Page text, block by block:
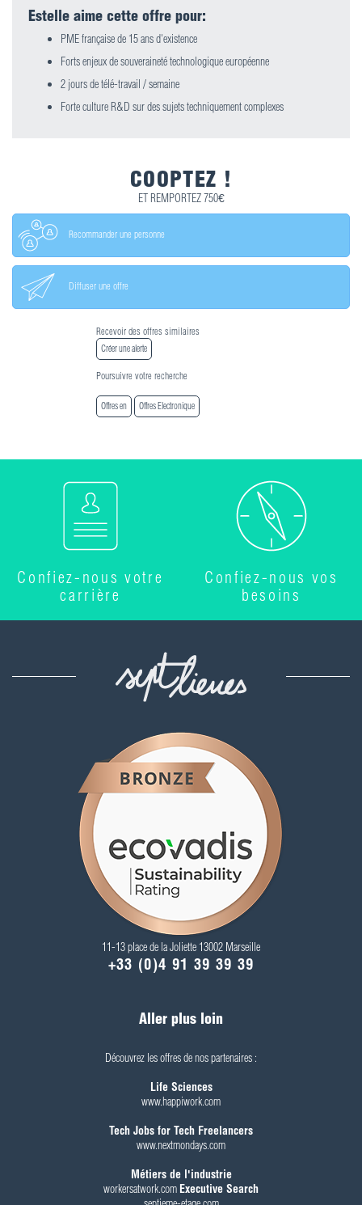
Estelle aime cette offre pour:
PME française de 15 ans d'existence
Forts enjeux de souveraineté technologique européenne
2 jours de télé-travail / semaine
Forte culture R&D sur des sujets techniquement complexes
COOPTEZ !
ET REMPORTEZ 750€
Recommander une personne
Diffuser une offre
Recevoir des offres similaires
Créer une alerte
Poursuivre votre recherche
Offres en Offres Electronique
Confiez-nous votre
carrière
Confiez-nous vos
besoins
11-13 place de la Joliette 13002 Marseille
+33 (0)4 91 39 39 39
Aller plus loin
Découvrez les offres de nos partenaires :
Life Sciences
www.happiwork.com
Tech Jobs for Tech Freelancers
www.nextmondays.com
Métiers de l'industrie
workersatwork.com Executive Search